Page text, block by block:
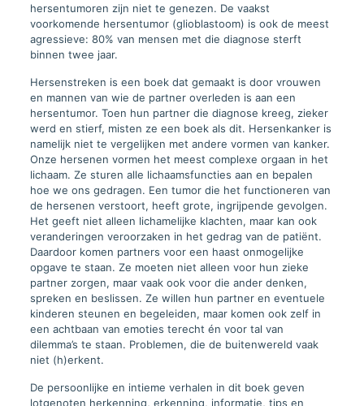
hersentumoren zijn niet te genezen. De vaakst
voorkomende hersentumor (glioblastoom) is ook de meest
agressieve: 80% van mensen met die diagnose sterft
binnen twee jaar.
Hersenstreken is een boek dat gemaakt is door vrouwen
en mannen van wie de partner overleden is aan een
hersentumor. Toen hun partner die diagnose kreeg, zieker
werd en stierf, misten ze een boek als dit. Hersenkanker is
namelijk niet te vergelijken met andere vormen van kanker.
Onze hersenen vormen het meest complexe orgaan in het
lichaam. Ze sturen alle lichaamsfuncties aan en bepalen
hoe we ons gedragen. Een tumor die het functioneren van
de hersenen verstoort, heeft grote, ingrijpende gevolgen.
Het geeft niet alleen lichamelijke klachten, maar kan ook
veranderingen veroorzaken in het gedrag van de patiënt.
Daardoor komen partners voor een haast onmogelijke
opgave te staan. Ze moeten niet alleen voor hun zieke
partner zorgen, maar vaak ook voor die ander denken,
spreken en beslissen. Ze willen hun partner en eventuele
kinderen steunen en begeleiden, maar komen ook zelf in
een achtbaan van emoties terecht én voor tal van
dilemma’s te staan. Problemen, die de buitenwereld vaak
niet (h)erkent.
De persoonlijke en intieme verhalen in dit boek geven
lotgenoten herkenning, erkenning, informatie, tips en